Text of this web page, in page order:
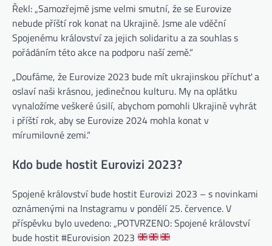
Řekl: „Samozřejmě jsme velmi smutní, že se Eurovize
nebude příští rok konat na Ukrajině. Jsme ale vděční
Spojenému království za jejich solidaritu a za souhlas s
pořádáním této akce na podporu naší země.“
„Doufáme, že Eurovize 2023 bude mít ukrajinskou příchuť a
oslaví naši krásnou, jedinečnou kulturu. My na oplátku
vynaložíme veškeré úsilí, abychom pomohli Ukrajině vyhrát
i příští rok, aby se Eurovize 2024 mohla konat v
mírumilovné zemi.“
Kdo bude hostit Eurovizi 2023?
Spojené království bude hostit Eurovizi 2023 – s novinkami
oznámenými na Instagramu v pondělí 25. července. V
příspěvku bylo uvedeno: „POTVRZENO: Spojené království
bude hostit #Eurovision 2023